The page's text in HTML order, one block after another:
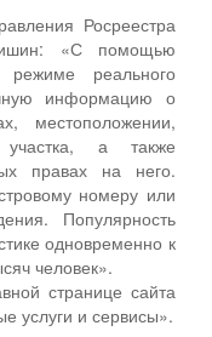
Росреестра
«С помощью
режиме реального
информацию о
местоположении,
участка, а также
правах на него.
номеру или
Популярность
одновременно к
человек».
странице сайта
услуги и сервисы».